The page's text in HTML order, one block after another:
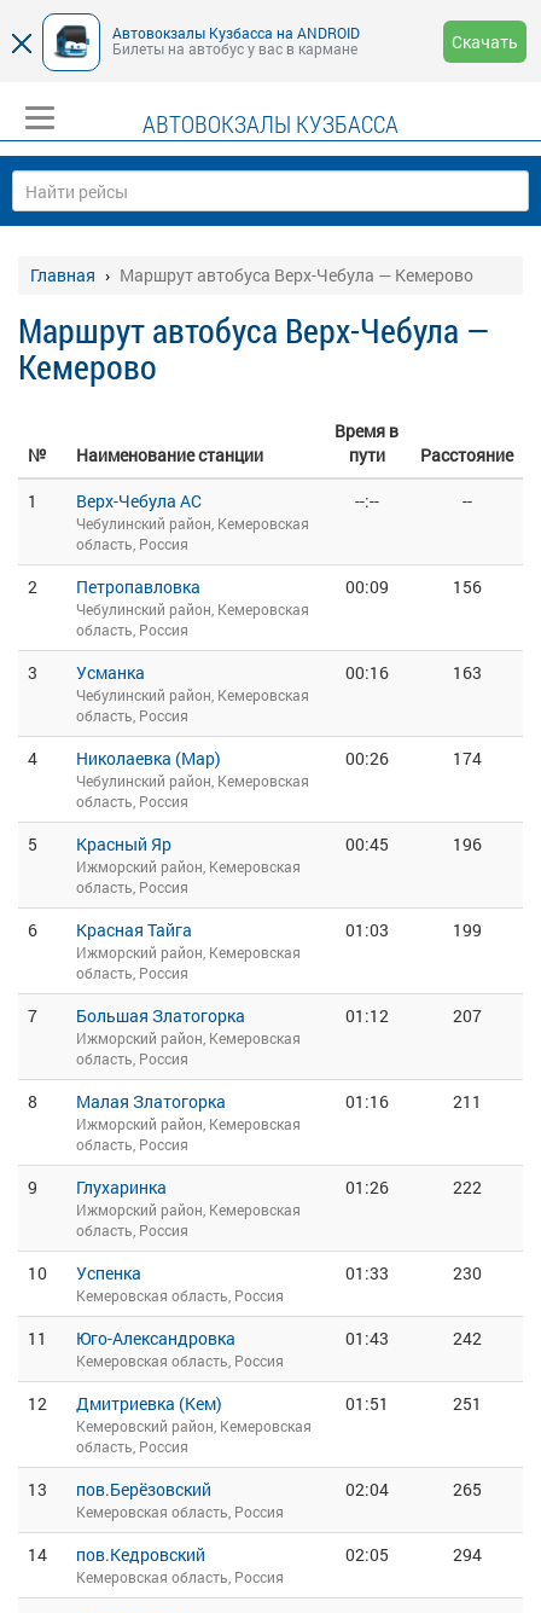
Автовокзалы Кузбасса на ANDROID
Билеты на автобус у вас в кармане
Скачать
АВТОВОКЗАЛЫ КУЗБАССА
Главная Маршрут автобуса Верх-Чебула — Кемерово
Маршрут автобуса Верх-Чебула —
Кемерово
№ Наименование станции
Время в
пути
Расстояние
1
Верх-Чебула АС
Чебулинский район, Кемеровская
область, Россия
--:-- --
2 Петропавловка
Чебулинский район, Кемеровская
область, Россия
00:09 156
3 Усманка
Чебулинский район, Кемеровская
область, Россия
00:16 163
4 Николаевка (Мар)
Чебулинский район, Кемеровская
область, Россия
00:26 174
5 Красный Яр
Ижморский район, Кемеровская
область, Россия
00:45 196
6 Красная Тайга
Ижморский район, Кемеровская
область, Россия
01:03 199
7 Большая Златогорка
Ижморский район, Кемеровская
область, Россия
01:12 207
8 Малая Златогорка
Ижморский район, Кемеровская
область, Россия
01:16 211
9 Глухаринка
Ижморский район, Кемеровская
область, Россия
01:26 222
10 Успенка
Кемеровская область, Россия
01:33 230
11 Юго-Александровка
Кемеровская область, Россия
01:43 242
12 Дмитриевка (Кем)
Кемеровский район, Кемеровская
область, Россия
01:51 251
13 пов.Берёзовский
Кемеровская область, Россия
02:04 265
14 пов.Кедровский
Кемеровская область, Россия
02:05 294